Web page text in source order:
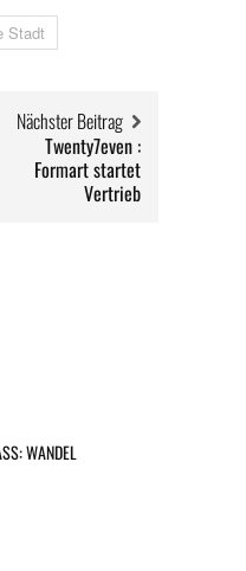
Stadt
Nächster Beitrag
Twenty7even :
Formart startet
Vertrieb
WANDEL